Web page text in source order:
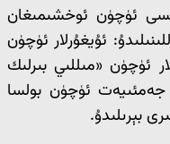
ئۈچۈن ئوخشىمىغان
ئۇيغۇرلار ئۈچۈن
ئۈچۈن «مىللىي بىرلىك
جەمئىيەت ئۈچۈن بولسا
بېرىلىدۇ.